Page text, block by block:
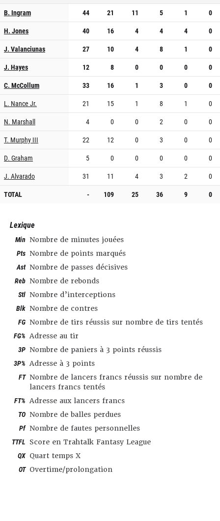
B. Ingram 44 21 11 5 1
0
H. Jones
40 16 4 4 4
0
J. Valanciunas
27 10 4 8 1
0
J. Hayes
12 8 0 0 0
0
C. McCollum
33 16 1 3 0
0
L. Nance Jr.
21 15 1 8 1
0
N. Marshall
4 0 0 2 0
0
T. Murphy III
22 12 0 3 0
0
D. Graham
5 0 0 0 0
0
J. Alvarado
31 11 4 3 2
0
TOTAL
- 109 25 36 9 0
Lexique
Min Nombre de minutes jouées
Pts Nombre de points marqués
Ast Nombre de passes décisives
Reb Nombre de rebonds
Stl Nombre d’interceptions
Blk Nombre de contres
FG Nombre de tirs réussis sur nombre de tirs tentés
FG% Adresse au tir
3P Nombre de paniers à 3 points réussis
3P% Adresse à 3 points
FT Nombre de lancers francs réussis sur nombre de
lancers francs tentés
FT% Adresse aux lancers francs
TO Nombre de balles perdues
Pf Nombre de fautes personnelles
TTFL Score en Trahtalk Fantasy League
QX Quart temps X
OT Overtime/prolongation